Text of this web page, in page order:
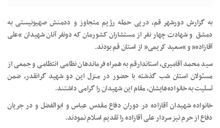
به گزارش دورشهر قم، درپی حمله رژیم متجاوز و ددمنش صهیونیستی به
دمشق و شهادت چهار نفر از مستشاران کشورمان که دونفر آنان شهیدان “علی
آقازاده” و “سعید کریمی” از استان قم بودند.
سید محمد آقامیری، استاندارقم به همراه فرماندهان نظامی انتظامی و جمعی از
مسئولان استان شب گذشته با حضور در منزل این دو شهید گرانقدر، ضمن
تسلیت به خانواده‌هایشان، مقام این شهیدان را گرامی داشتند.
خانواده شهیدان آقازاده در دوران دفاع مقدس عباس و ابوالفضل و در جریان
دفاع از حرم نیز سردار علی آقازاده را تقدیم اسلام نمودند.